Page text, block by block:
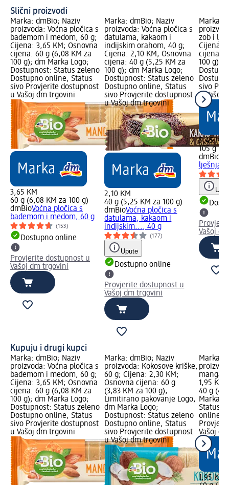
Slični proizvodi
Marka: dmBio; Naziv
proizvoda: Voćna pločica s
bademom i medom, 60 g;
Cijena: 3,65 KM; Osnovna
cijena: 60 g (6,08 KM za
100 g); dm Marka Logo;
Dostupnost: Status zeleno
Dostupno online, Status
sivo Provjerite dostupnost
u Vašoj dm trgovini
3,65 KM
60 g (6,08 KM za 100 g)
dmBioVoćna pločica s
bademom i medom, 60 g
(153)
Dostupno online
Provjerite dostupnost u
Vašoj dm trgovini
Marka: dmBio; Naziv
proizvoda: Voćna pločica s
datulama, kakaom i
indijskim orahom, 40 g;
Cijena: 2,10 KM; Osnovna
cijena: 40 g (5,25 KM za
100 g); dm Marka Logo;
Dostupnost: Status zeleno
Dostupno online, Status
sivo Provjerite dostupnost
u Vašoj dm trgovini
2,10 KM
40 g (5,25 KM za 100 g)
dmBioVoćna pločica s
datulama, kakaom i
indijskim..., 40 g
(177)
Upute
Dostupno online
Provjerite dostupnost u
Vašoj dm trgovini
Marka:
zob i
Cijena:
cijena:
100 g);
sivo
u Vašoj
5,45 KM
105 g
dmBio
lješnjak,
Vašoj
Kupuju i drugi kupci
Marka: dmBio; Naziv
proizvoda: Voćna pločica s
bademom i medom, 60 g;
Cijena: 3,65 KM; Osnovna
cijena: 60 g (6,08 KM za
100 g); dm Marka Logo;
Dostupnost: Status zeleno
Dostupno online, Status
sivo Provjerite dostupnost
u Vašoj dm trgovini
Marka: dmBio; Naziv
proizvoda: Kokosove kriške,
60 g; Cijena: 2,30 KM;
Osnovna cijena: 60 g
(3,83 KM za 100 g);
Limitirano pakovanje Logo,
dm Marka Logo;
Dostupnost: Status zeleno
Dostupno online, Status
sivo Provjerite dostupnost
u Vašoj dm trgovini
Marka:
manga,
1,95
40 g
Marka
Status
online,
Vašoj
1,95 KM